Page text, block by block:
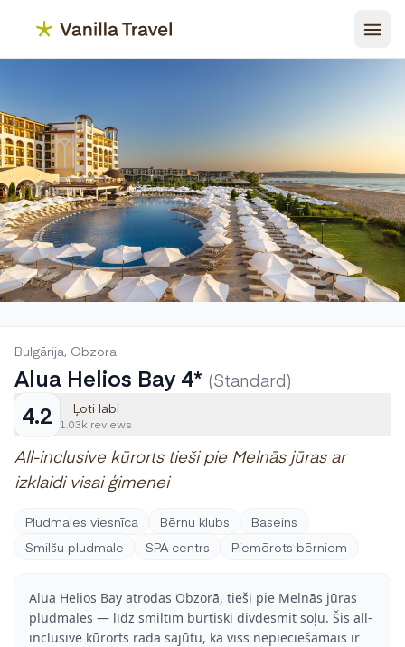
Bulgārija, Obzora
Alua Helios Bay 4* (Standard)
4.2 Ļoti labi
1.03k reviews
All-inclusive kūrorts tieši pie Melnās jūras ar
izklaidi visai ģimenei
Pludmales viesnīca Bērnu klubs
Baseins
Smilšu pludmale
SPA centrs Piemērots bērniem
Alua Helios Bay atrodas Obzorā, tieši pie Melnās jūras
pludmales — līdz smiltīm burtiski divdesmit soļu. Šis all-
inclusive kūrorts rada sajūtu, ka viss nepieciešamais ir